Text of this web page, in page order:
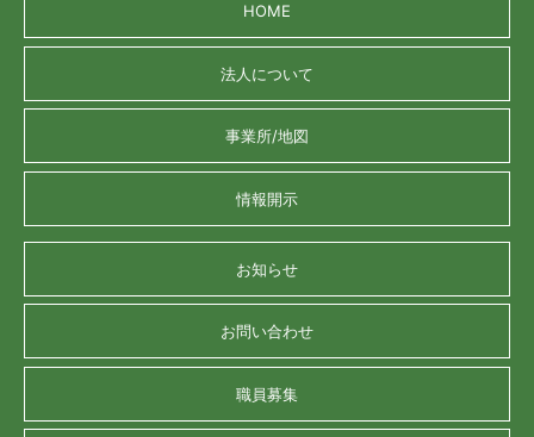
HOME
法人について
事業所/地図
情報開示
お知らせ
お問い合わせ
職員募集